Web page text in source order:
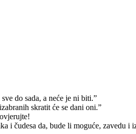
do sada, a neće je ni biti.”
skratit će se dani oni.”
i čudesa da, bude li moguće, zavedu i